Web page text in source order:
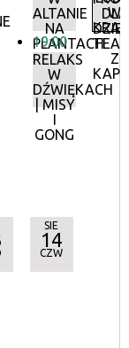
ALTANIE
NA
PLANTACH
19:00
RELAKS
W
DŹWIĘKACH
| MISY
I
GONG
W
DLA
Z
SIE
14
CZW